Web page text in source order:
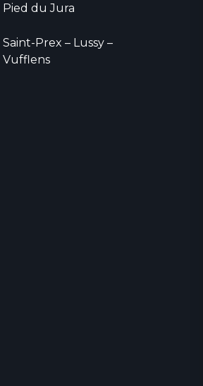
Pied du Jura
Saint-Prex – Lussy –
Vufflens